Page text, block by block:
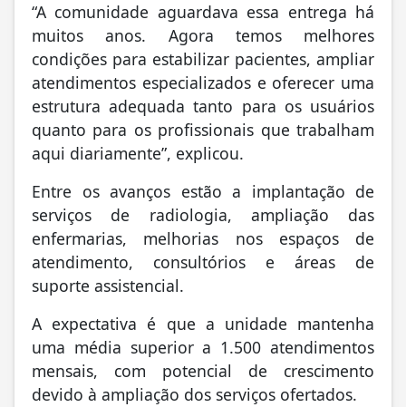
“A comunidade aguardava essa entrega há
muitos anos. Agora temos melhores
condições para estabilizar pacientes, ampliar
atendimentos especializados e oferecer uma
estrutura adequada tanto para os usuários
quanto para os profissionais que trabalham
aqui diariamente”, explicou.
Entre os avanços estão a implantação de
serviços de radiologia, ampliação das
enfermarias, melhorias nos espaços de
atendimento, consultórios e áreas de
suporte assistencial.
A expectativa é que a unidade mantenha
uma média superior a 1.500 atendimentos
mensais, com potencial de crescimento
devido à ampliação dos serviços ofertados.